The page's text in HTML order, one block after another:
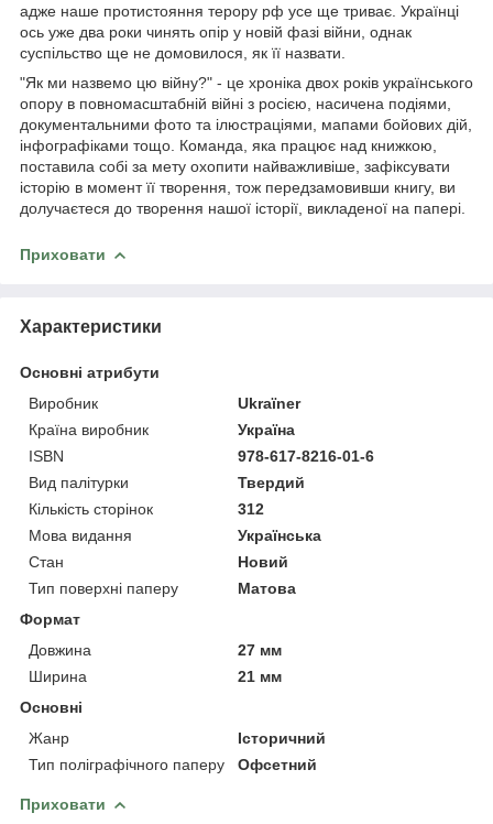
адже наше протистояння терору рф усе ще триває. Українці
ось уже два роки чинять опір у новій фазі війни, однак
суспільство ще не домовилося, як її назвати.
"Як ми назвемо цю війну?" - це хроніка двох років українського
опору в повномасштабній війні з росією, насичена подіями,
документальними фото та ілюстраціями, мапами бойових дій,
інфографіками тощо. Команда, яка працює над книжкою,
поставила собі за мету охопити найважливіше, зафіксувати
історію в момент її творення, тож передзамовивши книгу, ви
долучаєтеся до творення нашої історії, викладеної на папері.
Приховати
Характеристики
Основні атрибути
Виробник
Ukraїner
Країна виробник
Україна
ISBN
978-617-8216-01-6
Вид палітурки
Твердий
Кількість сторінок
312
Мова видання
Українська
Стан
Новий
Тип поверхні паперу
Матова
Формат
Довжина
27 мм
Ширина
21 мм
Основні
Жанр
Історичний
Тип поліграфічного паперу
Офсетний
Приховати